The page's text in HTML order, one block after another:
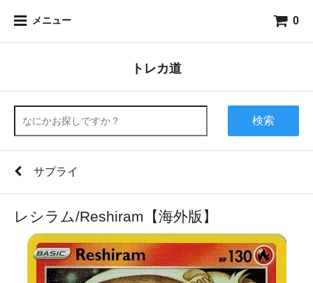
メニュー 0
トレカ道
検索
サプライ
レシラム/Reshiram【海外版】